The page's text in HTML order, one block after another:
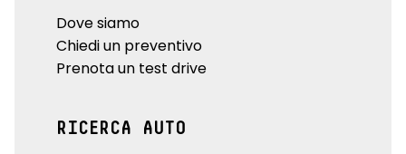
Dove siamo
Chiedi un preventivo
Prenota un test drive
RICERCA AUTO